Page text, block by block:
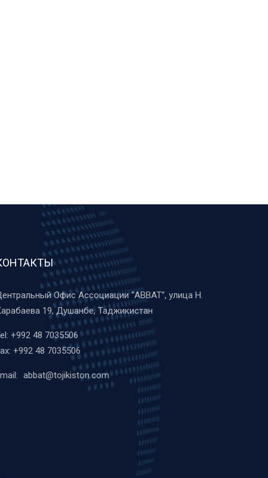
Офис Ассоциации “ABBAT”, улица Н.
19, Душанбе, Таджикистан
+992 48 7035506
+992 48 7035506
abbat@tojikiston.com